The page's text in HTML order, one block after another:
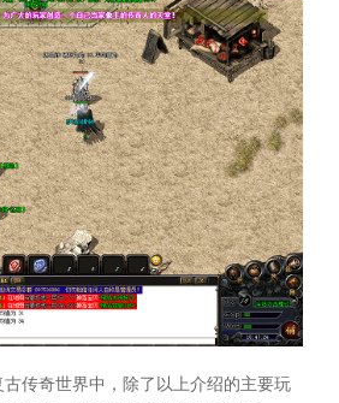
古传奇世界中，除了以上介绍的主要玩